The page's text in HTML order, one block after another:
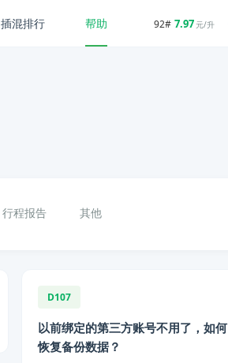
92# 7.97元/升
插混排行 帮助
行程报告 其他
D107
以前绑定的第三方账号不用了，如何
恢复备份数据？